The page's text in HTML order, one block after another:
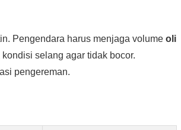
Pengendara harus menjaga volumeoli
selang agar tidak bocor.
pengereman.